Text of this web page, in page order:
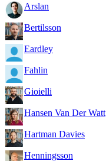
Arslan
Bertilsson
Eardley
Fahlin
Gioielli
Hansen Van Der Watt
Hartman Davies
Henningsson